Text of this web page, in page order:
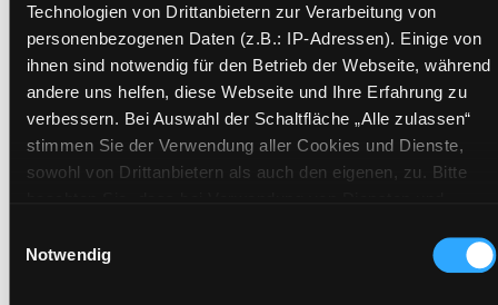
Technologien von Drittanbietern zur Verarbeitung von
personenbezogenen Daten (z.B.: IP-Adressen). Einige von
ihnen sind notwendig für den Betrieb der Webseite, während
andere uns helfen, diese Webseite und Ihre Erfahrung zu
verbessern. Bei Auswahl der Schaltfläche „Alle zulassen“
stimmen Sie der Verwendung aller Cookies und Dienste,
sowohl von Drittanbietern als auch den eigenen, zu. Bitte
unsicheren Drittländern (Länder außerhalb des EWR ohne
adäquates Datenschutzniveau) stattfinden kann. In diesem
Notwendig
Status:Verfügbar
Vorbestellungen:0
Mediengruppe: DVD
Frist:
Barcode:1913SB00788
Standort 3: